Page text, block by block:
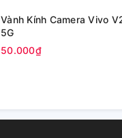
Vành Kính Camera Vivo
5G
50.000₫